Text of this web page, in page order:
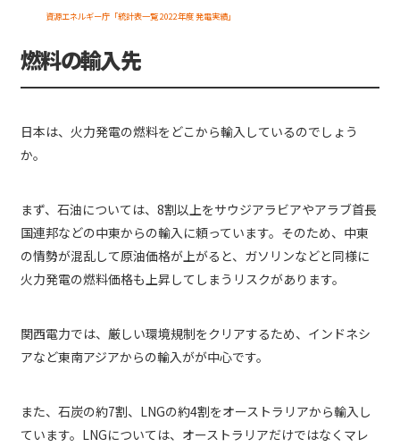
資源エネルギー庁「統計表一覧 2022年度 発電実績」
燃料の輸入先
日本は、火力発電の燃料をどこから輸入しているのでしょう
か。
まず、石油については、8割以上をサウジアラビアやアラブ首長
国連邦などの中東からの輸入に頼っています。そのため、中東
の情勢が混乱して原油価格が上がると、ガソリンなどと同様に
火力発電の燃料価格も上昇してしまうリスクがあります。
関西電力では、厳しい環境規制をクリアするため、インドネシ
アなど東南アジアからの輸入がが中心です。
また、石炭の約7割、LNGの約4割をオーストラリアから輸入し
ています。LNGについては、オーストラリアだけではなくマレ